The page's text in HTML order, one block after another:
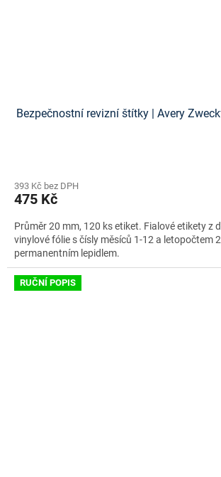
Bezpečnostní revizní štítky | Avery
393 Kč bez DPH
475 Kč
Průměr 20 mm, 120 ks etiket. Fialové etikety z
vinylové fólie s čísly měsíců 1-12 a letopočtem
permanentním lepidlem.
RUČNÍ POPIS